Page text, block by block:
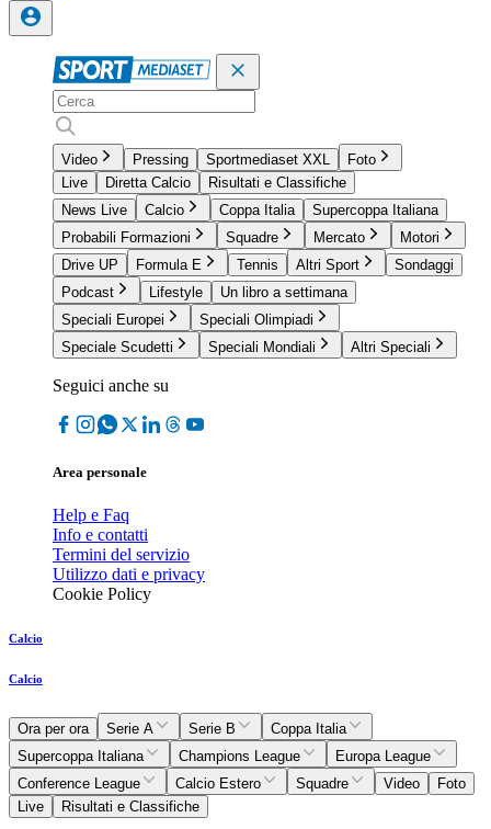
Video Pressing Sportmediaset XXL
Foto
Live
Diretta Calcio
Risultati e Classifiche
News Live
Calcio Coppa Italia
Supercoppa Italiana
Probabili Formazioni
Squadre Mercato
Motori
Drive UP
Formula E Tennis Altri Sport
Sondaggi
Podcast
Lifestyle
Un libro a settimana
Speciali Europei
Speciali Olimpiadi
Speciale Scudetti
Speciali Mondiali Altri Speciali
Seguici anche su
Area personale
Help e Faq
Info e contatti
Termini del servizio
Utilizzo dati e privacy
Cookie Policy
Calcio
Calcio
Ora per ora Serie A Serie B
Coppa Italia
Supercoppa Italiana
Champions League
Europa League
Conference League
Calcio Estero Squadre Video
Foto
Live
Risultati e Classifiche